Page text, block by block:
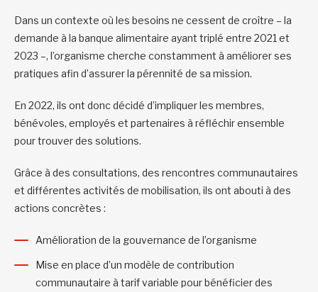
Dans un contexte où les besoins ne cessent de croître – la
demande à la banque alimentaire ayant triplé entre 2021 et
2023 –, l’organisme cherche constamment à améliorer ses
pratiques afin d’assurer la pérennité de sa mission.
En 2022, ils ont donc décidé d’impliquer les membres,
bénévoles, employés et partenaires à réfléchir ensemble
pour trouver des solutions.
Grâce à des consultations, des rencontres communautaires
et différentes activités de mobilisation, ils ont abouti à des
actions concrètes :
Amélioration de la gouvernance de l’organisme
Mise en place d’un modèle de contribution
communautaire à tarif variable pour bénéficier des